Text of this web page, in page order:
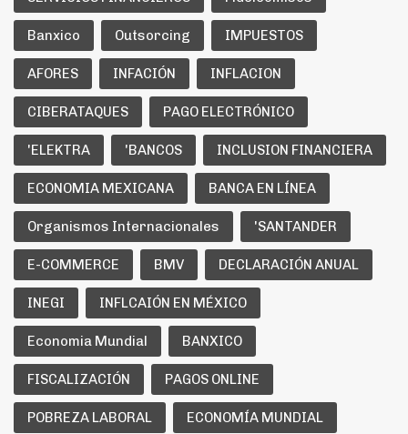
Banxico Outsorcing IMPUESTOS
AFORES INFACIÓN INFLACION
CIBERATAQUES PAGO ELECTRÓNICO
'ELEKTRA 'BANCOS INCLUSION FINANCIERA
ECONOMIA MEXICANA BANCA EN LÍNEA
Organismos Internacionales 'SANTANDER
E-COMMERCE BMV DECLARACIÓN ANUAL
INEGI INFLCAIÓN EN MÉXICO
Economia Mundial BANXICO
FISCALIZACIÓN PAGOS ONLINE
POBREZA LABORAL ECONOMÍA MUNDIAL